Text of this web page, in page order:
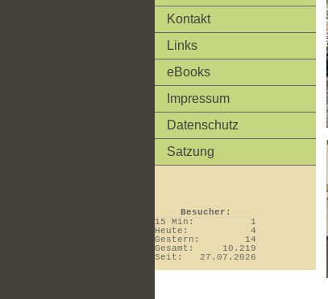
Kontakt
Links
eBooks
Impressum
Datenschutz
Satzung
Besucher:
15 Min:
1
Heute:
4
Gestern:
14
Gesamt:
10.219
Seit:
27.07.2026